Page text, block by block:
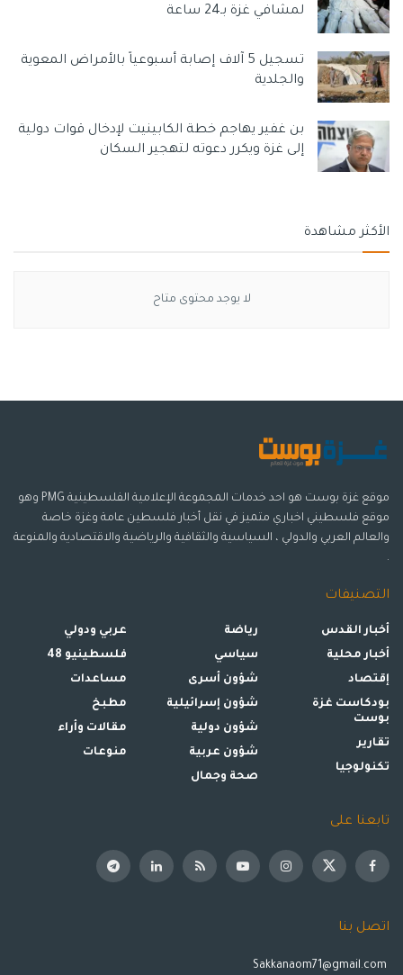
لمشافي غزة بـ24 ساعة
تسجيل 5 آلاف إصابة أسبوعياً بالأمراض المعوية
والجلدية
بن غفير يهاجم خطة الكابينيت لإدخال قوات دولية
إلى غزة ويكرر دعوته لتهجير السكان
الأكثر مشاهدة
لا يوجد محتوى متاح
موقع غزة بوست هو احد خدمات المجموعة الإعلامية الفلسطينية PMG وهو
موقع فلسطيني اخباري متميز في نقل أخبار فلسطين عامة وغزة خاصة
والعالم العربي والدولي ، السياسية والثقافية والرياضية والاقتصادية والمنوعة
.
التصنيفات
أخبار القدس
أخبار محلية
إقتصاد
بودكاست غزة
بوست
تقارير
تكنولوجيا
رياضة
سياسي
شؤون أسرى
شؤون إسرائيلية
شؤون دولية
شؤون عربية
صحة وجمال
عربي ودولي
فلسطينيو 48
مساعدات
مطبخ
مقالات وأراء
منوعات
تابعنا على
اتصل بنا
Sakkanaom71@gmail.com